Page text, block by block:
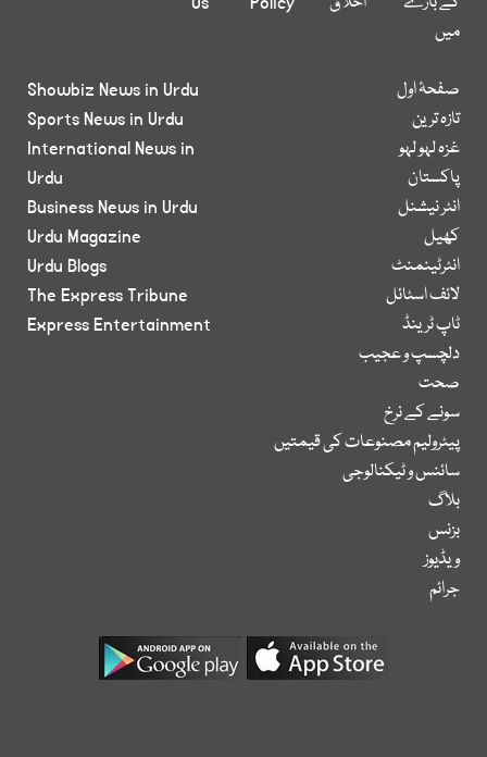
میں
صفحۂ اول
تازہ ترین
غزہ لہو لہو
پاکستان
انٹر نیشنل
کھیل
انٹرٹینمنٹ
لائف اسٹائل
ٹاپ ٹرینڈ
دلچسپ و عجیب
صحت
سونے کے نرخ
پیٹرولیم مصنوعات کی قیمتیں
سائنس و ٹیکنالوجی
بلاگ
بزنس
ویڈیوز
جرائم
Showbiz News in Urdu
Sports News in Urdu
International News in
Urdu
Business News in Urdu
Urdu Magazine
Urdu Blogs
The Express Tribune
Express Entertainment